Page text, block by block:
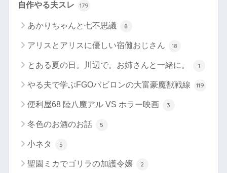
自作やる夫スレ 179
あかりちゃんと七不思議 8
アリスとアリスに優しい宿儺おじさん 18
とある夏の日。川辺で。お姉さんと一緒に。 1
やる夫で学ぶFGOバビロンの大富豪魔獣戦線 119
便利屋68 陸八魔アル VS ホラー映画 3
冬色のお酒のお話 5
小ネタ 5
聖園ミカでゴリラの加護令嬢 2